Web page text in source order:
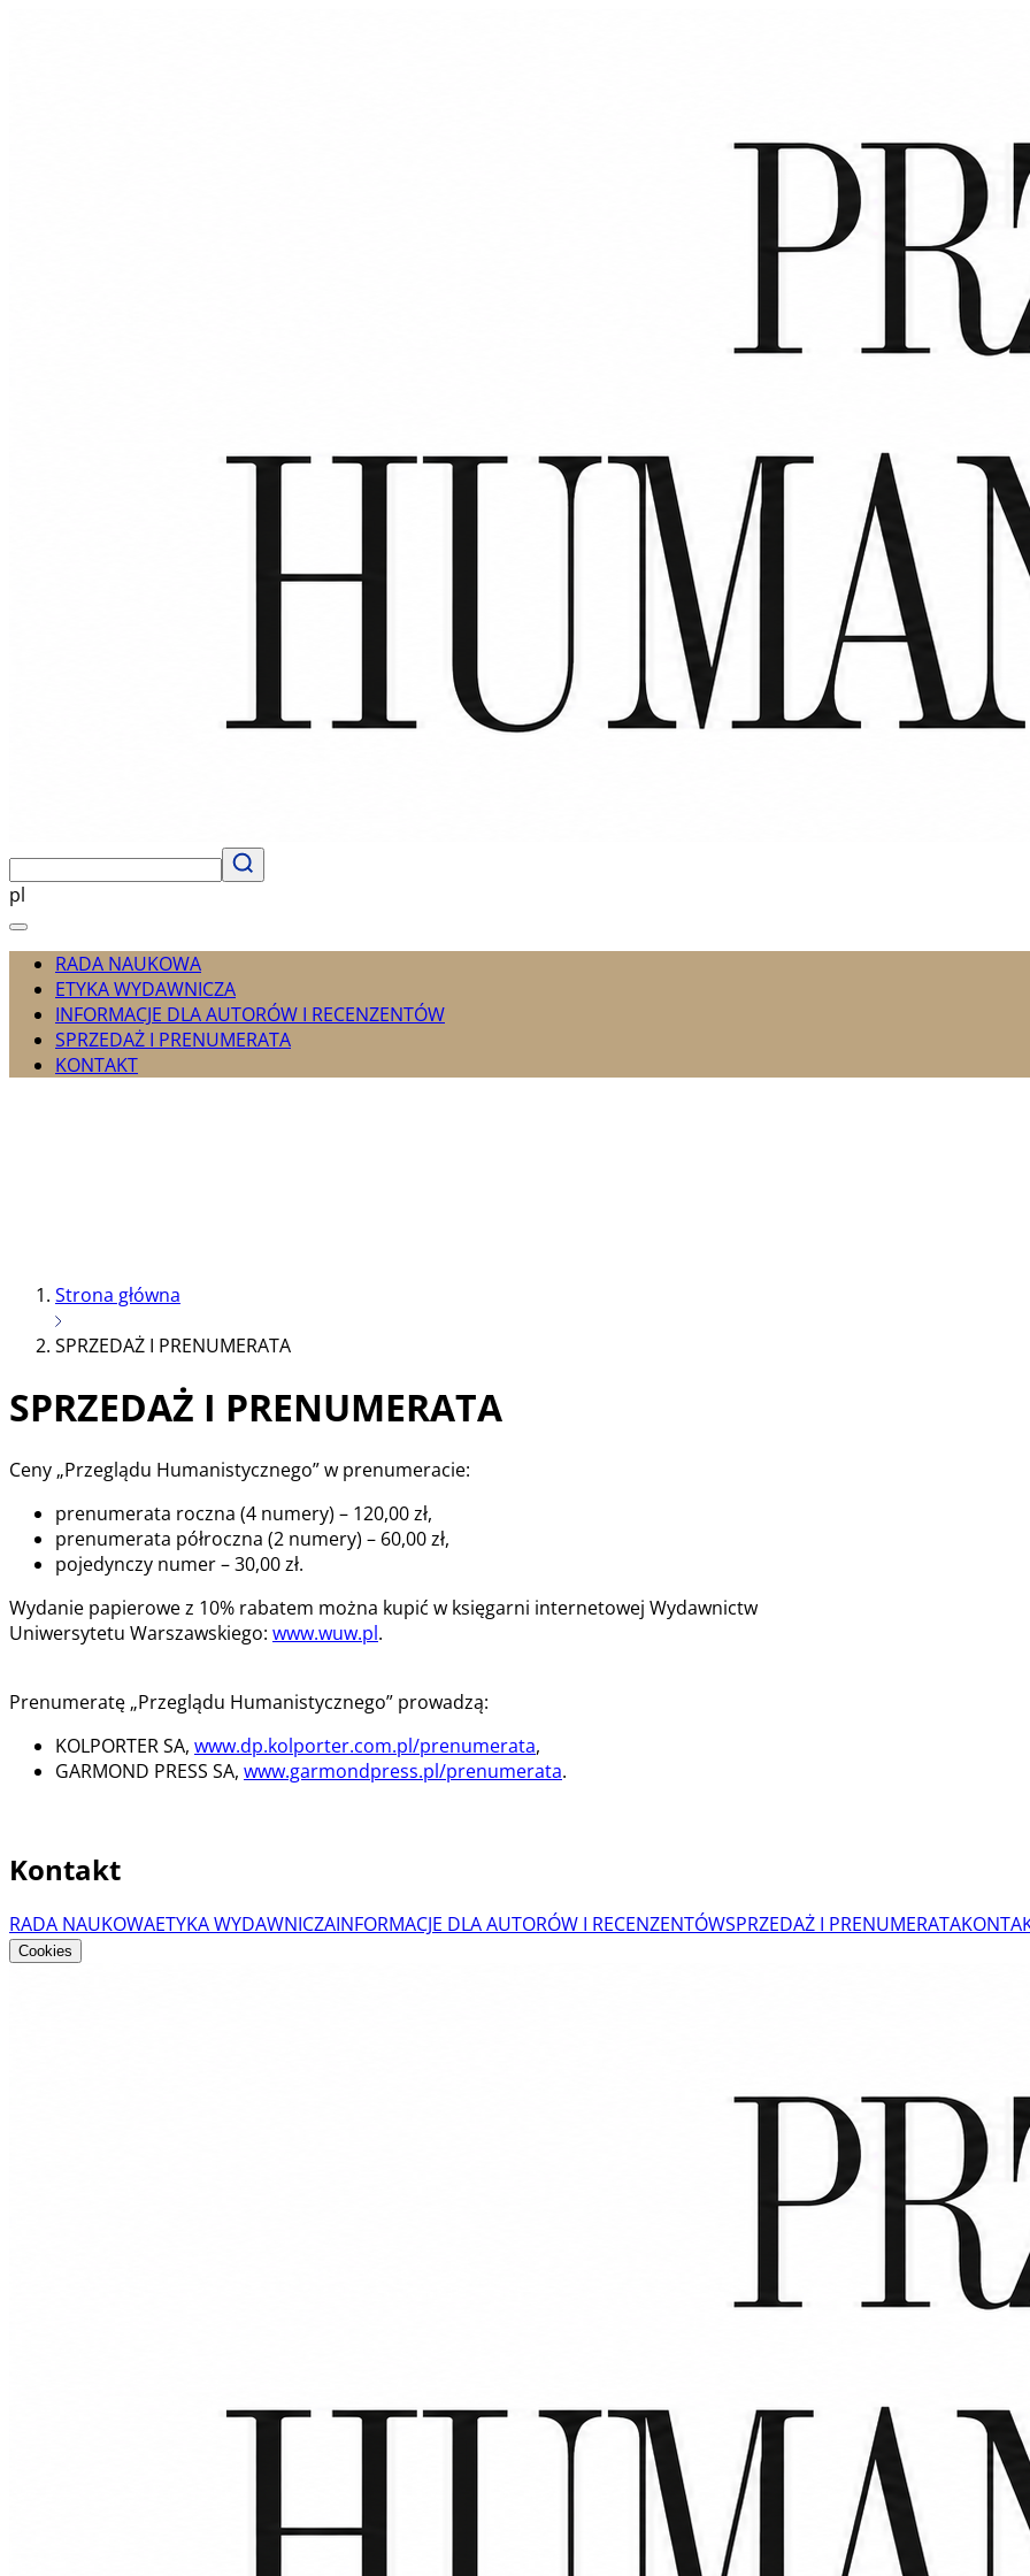
pl
RADA NAUKOWA
ETYKA WYDAWNICZA
INFORMACJE DLA AUTORÓW I RECENZENTÓW
SPRZEDAŻ I PRENUMERATA
KONTAKT
Strona główna
SPRZEDAŻ I PRENUMERATA
SPRZEDAŻ I PRENUMERATA
Ceny „Przeglądu Humanistycznego” w prenumeracie:
prenumerata roczna (4 numery) – 120,00 zł,
prenumerata półroczna (2 numery) – 60,00 zł,
pojedynczy numer – 30,00 zł.
Wydanie papierowe z 10% rabatem można kupić w księgarni internetowej Wydawnictw
Uniwersytetu Warszawskiego: www.wuw.pl.
Prenumeratę „Przeglądu Humanistycznego” prowadzą:
KOLPORTER SA, www.dp.kolporter.com.pl/prenumerata,
GARMOND PRESS SA, www.garmondpress.pl/prenumerata.
Kontakt
RADA NAUKOWAETYKA WYDAWNICZAINFORMACJE DLA AUTORÓW I RECENZENTÓWSPRZEDAŻ I PRENUMERATA
Cookies